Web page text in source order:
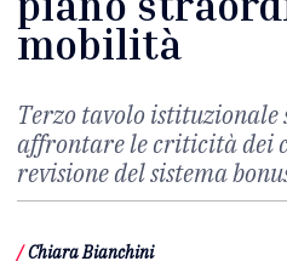
mobilità
Terzo tavolo
affrontare le criticità dei
revisione del sistema
/ Chiara Bianchini